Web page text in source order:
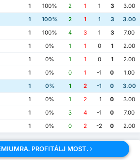
1 100% 2 1 1 3
3.00
1 100% 2 1 1 3
3.00
1 100% 4 3 1 3
7.00
1 0% 1 1 0 1
2.00
1 0% 1 1 0 1
2.00
1 0% 0 1 -1 0
1.00
1 0% 1 2 -1 0
3.00
1 0% 1 2 -1 0
3.00
1 0% 3 4 -1 0
7.00
1 0% 0 2 -2 0 2.00
PROFITÁLJ MOST.